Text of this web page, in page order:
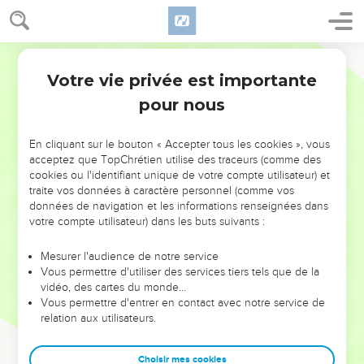
NE MANQUEZ PAS L’ÉVÉNEMENT
DE L’ANNÉE !
ET SI LEURS ERREURS POUVAIENT VOUS ÉVITER LES
VOTRES ?
leur foi ou leur vision. Mais on voit moins les doutes, les erreurs
et les saisons difficiles qu'ils ont traversés, alors même que ce
sont elles qui les ont façonnés.
Dans cette conférence, leaders, entrepreneurs, et responsables
clés pour avancer avec plus de sagesse afin que leurs erreurs
Votre vie privée est importante
pour nous
En cliquant sur le bouton « Accepter tous les cookies », vous
acceptez que TopChrétien utilise des traceurs (comme des
cookies ou l'identifiant unique de votre compte utilisateur) et
traite vos données à caractère personnel (comme vos
données de navigation et les informations renseignées dans
votre compte utilisateur) dans les buts suivants :
Mesurer l'audience de notre service
Vous permettre d'utiliser des services tiers tels que de la
vidéo, des cartes du monde…
Vous permettre d'entrer en contact avec notre service de
relation aux utilisateurs.
Choisir mes cookies